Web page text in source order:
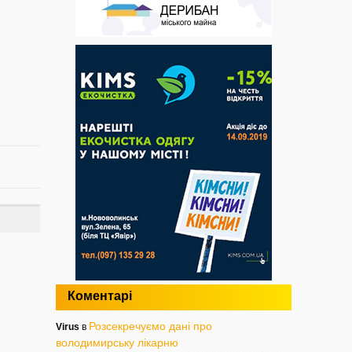
Коментарі
Virus в Розсекречуємо дані про
володимирську лікарню